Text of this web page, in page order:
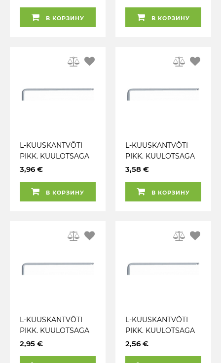
В КОРЗИНУ В КОРЗИНУ
L-KUUSKANTVÕTI
PIKK. KUULOTSAGA
5.5MM KS TOOLS
3,96 €
В КОРЗИНУ
L-KUUSKANTVÕTI
PIKK. KUULOTSAGA
5MM KS TOOLS
3,58 €
В КОРЗИНУ
L-KUUSKANTVÕTI
PIKK. KUULOTSAGA
4MM KS TOOLS
2,95 €
L-KUUSKANTVÕTI
PIKK. KUULOTSAGA
3MM KS TOOLS
2,56 €